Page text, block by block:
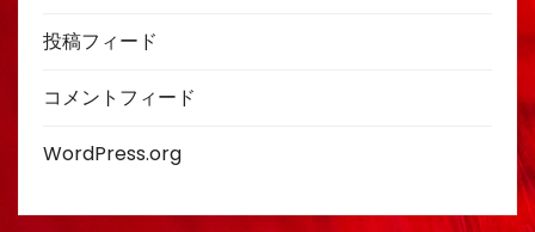
投稿フィード
コメントフィード
WordPress.org